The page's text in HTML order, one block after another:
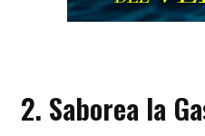
2. Saborea la